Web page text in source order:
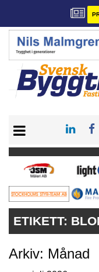
PRENUMERERA
VÅRA ANDRA
ANNONSERA
KONTAKT
ETIKETT:
Arkiv: Månad